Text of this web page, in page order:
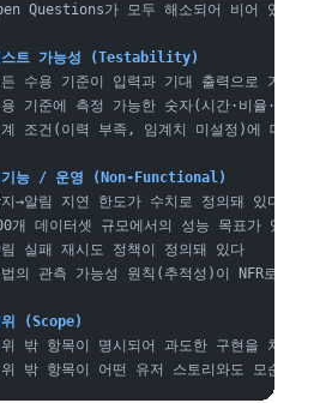
Questions가 모두 해소되어 비어 있다
트 가능성 (Testability)
수용 기준이 입력과 기대 출력으로 기술돼
기준에 측정 가능한 숫자(시간·비율·횟수)가
조건(이력 부족, 임계치 미설정)에 대한 기
능 / 운영 (Non-Functional)
알림 지연 한도가 수치로 정의돼 있다
데이터셋 규모에서의 성능 목표가 있다
실패 재시도 정책이 정의돼 있다
의 관측 가능성 원칙(추적성)이 NFR로 반영
(Scope)
밖 항목이 명시되어 과도한 구현을 차단한다
밖 항목이 어떤 유저 스토리와도 모순되지